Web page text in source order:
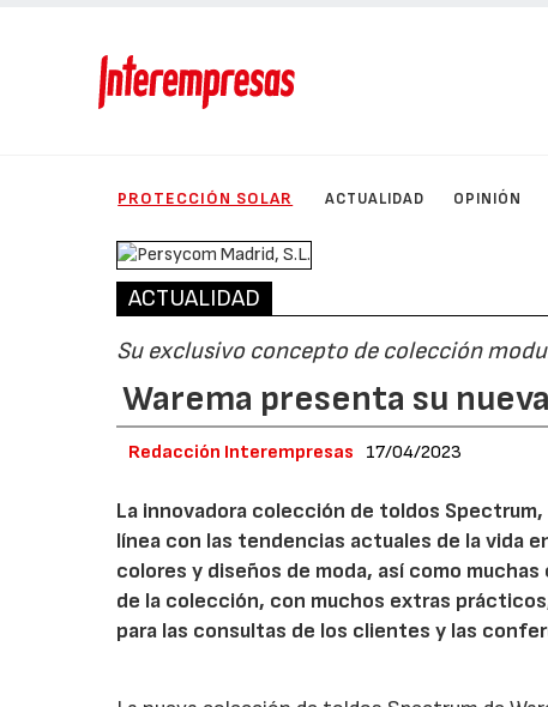
PROTECCIÓN SOLAR ACTUALIDAD OPINIÓN
ACTUALIDAD
Su exclusivo concepto de colección
Warema presenta su
Redacción Interempresas 17/04/2023
La innovadora colección de toldos
línea con las tendencias actuales de la vida
colores y diseños de moda, así como
de la colección, con muchos extras
para las consultas de los clientes y las